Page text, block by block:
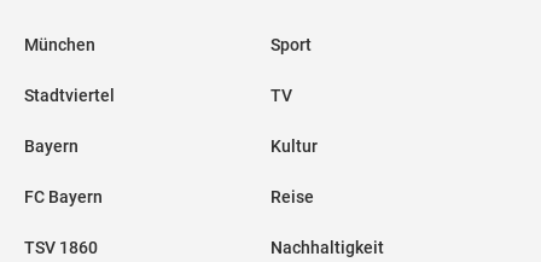
München
Stadtviertel
Bayern
FC Bayern
TSV 1860
Sport
TV
Kultur
Reise
Nachhaltigkeit